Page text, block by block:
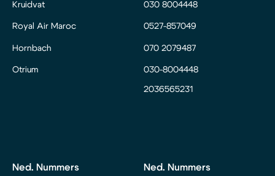
Kruidvat
Royal Air Maroc
Hornbach
Otrium
030 8004448
0527-857049
070 2079487
030-8004448
2036565231
Ned. Nummers Ned. Nummers